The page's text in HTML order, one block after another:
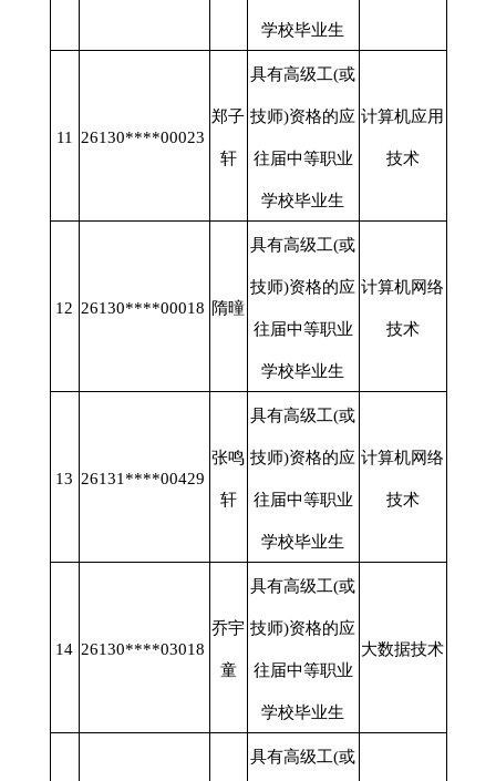
学校毕业生
11 26130****00023
郑子
轩
具有高级工(或
技师)资格的应
往届中等职业
学校毕业生
计算机应用
技术
12 26130****00018 隋曈
具有高级工(或
技师)资格的应
往届中等职业
学校毕业生
计算机网络
技术
13 26131****00429
张鸣
轩
具有高级工(或
技师)资格的应
往届中等职业
学校毕业生
计算机网络
技术
14 26130****03018
乔宇
童
具有高级工(或
技师)资格的应
往届中等职业
学校毕业生
大数据技术
具有高级工(或